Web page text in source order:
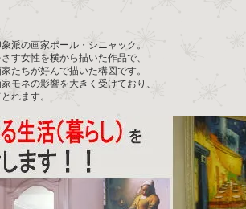
派の画家ポール・シニャック。
す女性を横から描いた作品で、
たちが好んで描いた構図です。
モネの影響を大きく受けており、
れます。